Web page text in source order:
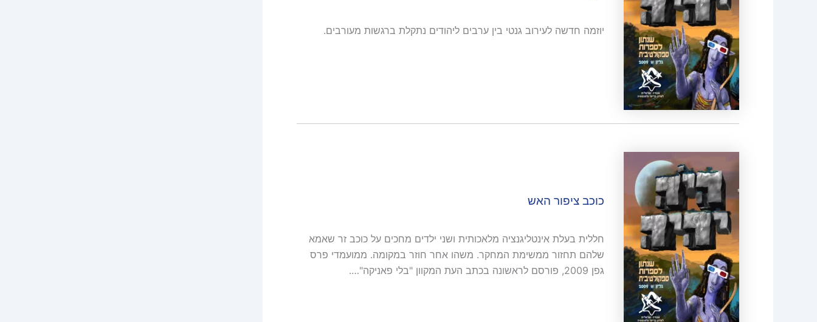
יוזמה חדשה לעירוב גנטי בין ערבים ליהודים נתקלת ברגשות מעורבים.
כוכב ציפור האש
חללית בעלת אינטליגנציה מלאכותית ושני ילדים מחכים על כוכב זר שאמא
שלהם תחזור ממשימת המחקר. משהו אחר חוזר במקומה. ממועמדי פרס
גפן 2009, פורסם לראשונה בכתב העת המקוון "בלי פאניקה"….